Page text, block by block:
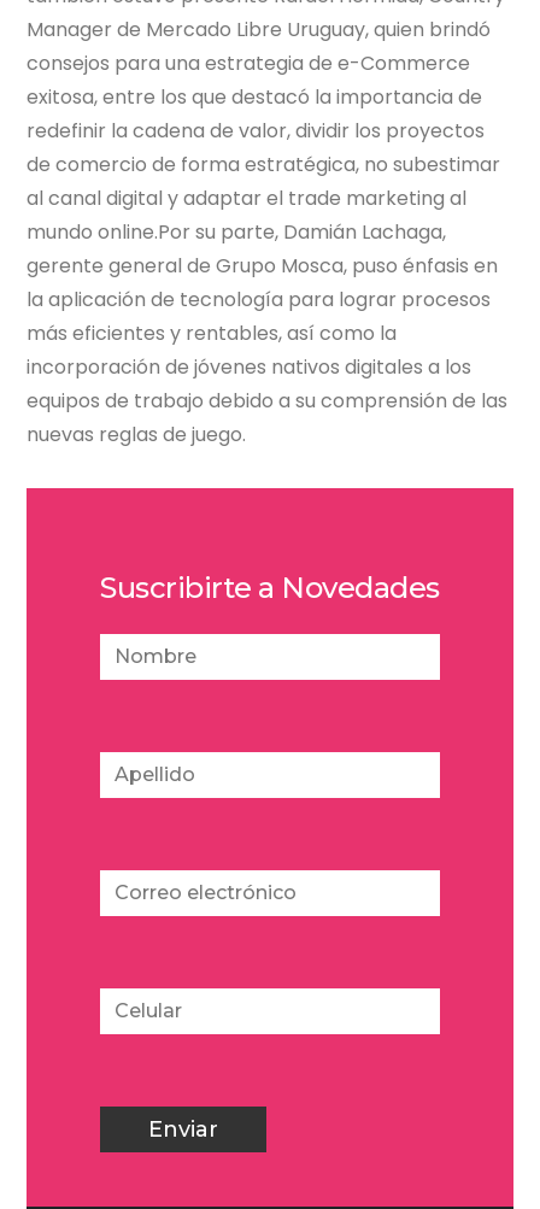
Manager de Mercado Libre Uruguay, quien brindó
consejos para una estrategia de e-Commerce
exitosa, entre los que destacó la importancia de
redefinir la cadena de valor, dividir los proyectos
de comercio de forma estratégica, no subestimar
al canal digital y adaptar el trade marketing al
mundo online.Por su parte, Damián Lachaga,
gerente general de Grupo Mosca, puso énfasis en
la aplicación de tecnología para lograr procesos
más eficientes y rentables, así como la
incorporación de jóvenes nativos digitales a los
equipos de trabajo debido a su comprensión de las
nuevas reglas de juego.
Suscribirte a Novedades